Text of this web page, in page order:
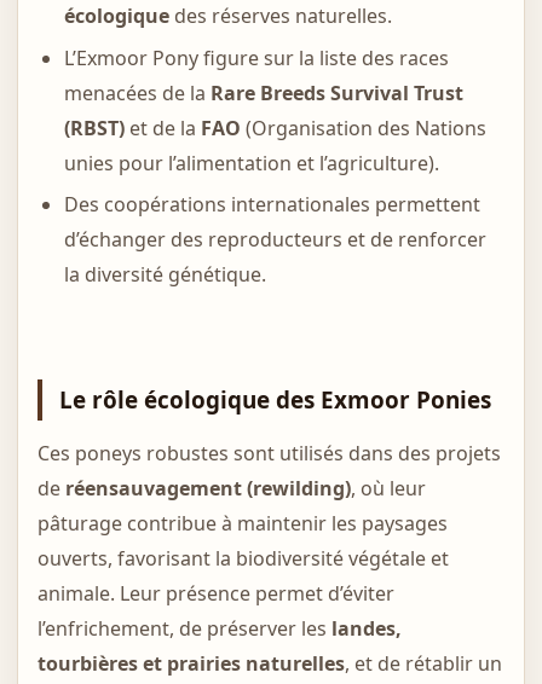
écologiquedes réserves naturelles.
L’Exmoor Pony figure sur la liste des races
menacées de la Rare Breeds Survival Trust
(RBST)et de la FAO (Organisation des Nations
unies pour l’alimentation et l’agriculture).
Des coopérations internationales permettent
d’échanger des reproducteurs et de renforcer
la diversité génétique.
Le rôle écologique des Exmoor Ponies
Ces poneys robustes sont utilisés dans des projets
de réensauvagement (rewilding), où leur
pâturage contribue à maintenir les paysages
ouverts, favorisant la biodiversité végétale et
animale. Leur présence permet d’éviter
l’enfrichement, de préserver les landes,
tourbières et prairies naturelles, et de rétablir un